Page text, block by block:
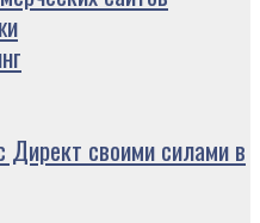
Директ своими силами в